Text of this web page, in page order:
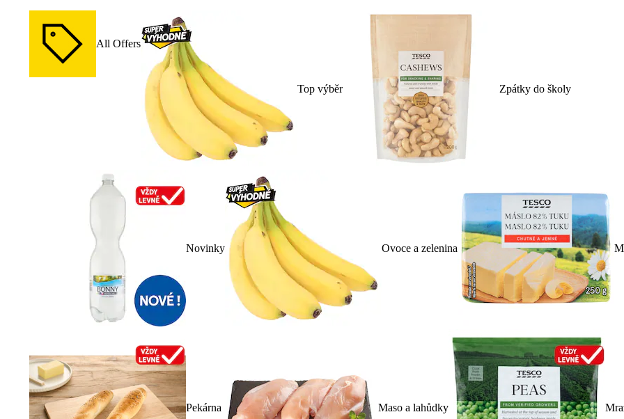
All Offers
Top výběr Zpátky do školy
Novinky Ovoce a zelenina
Pekárna Maso a lahůdky